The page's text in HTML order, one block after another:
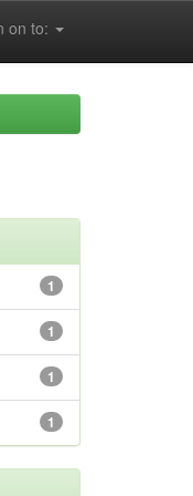
on to:
1
1
1
1